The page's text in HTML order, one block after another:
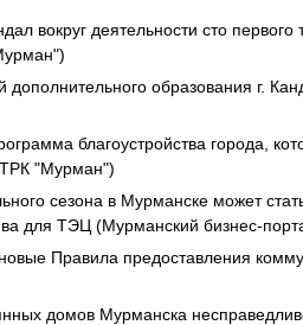
вокруг деятельности сто первого
дополнительного образования г.
благоустройства города,
"Мурман")
сезона в Мурманске может
для ТЭЦ (Мурманский бизнес-
Правила предоставления
домов Мурманска